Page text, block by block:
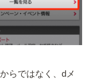
らではなく、dメ